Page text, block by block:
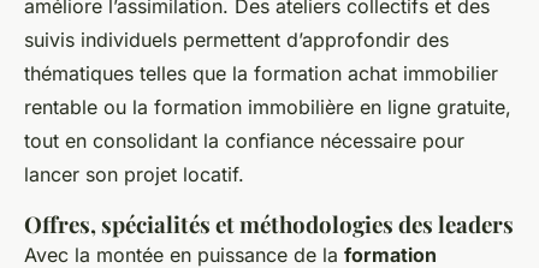
améliore l’assimilation. Des ateliers collectifs et des
suivis individuels permettent d’approfondir des
thématiques telles que la formation achat immobilier
rentable ou la formation immobilière en ligne gratuite,
tout en consolidant la confiance nécessaire pour
lancer son projet locatif.
Offres, spécialités et méthodologies des leaders
Avec la montée en puissance de la formation